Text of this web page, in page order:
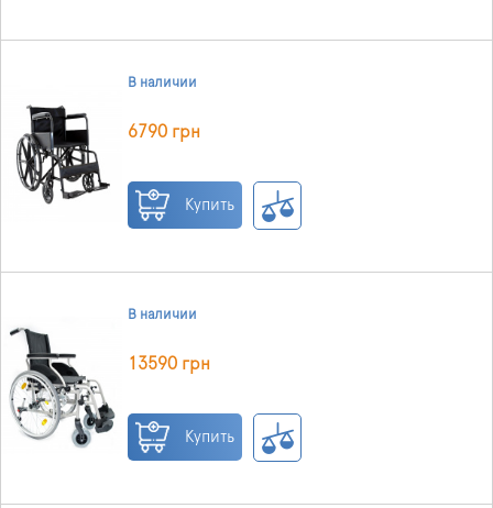
В наличии
6790 грн
Купить
В наличии
13590 грн
Купить